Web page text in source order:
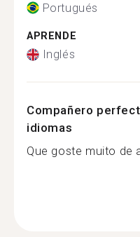
Portugués
APRENDE
Inglés
Compañero
idiomas
Que goste muito de